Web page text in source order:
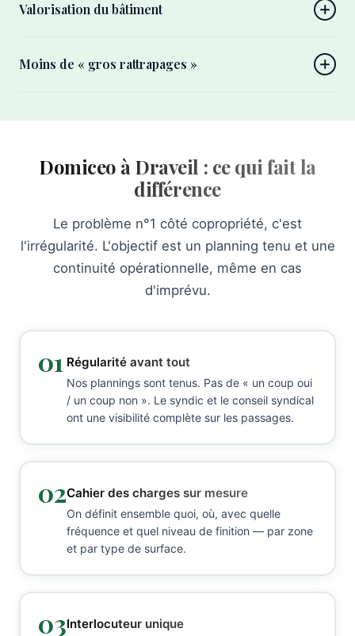
Valorisation du bâtiment
Moins de « gros rattrapages »
Domiceo à Draveil : ce qui fait la
différence
Le problème n°1 côté copropriété, c'est
l'irrégularité. L'objectif est un planning tenu et une
continuité opérationnelle, même en cas
d'imprévu.
01 Régularité avant tout
Nos plannings sont tenus. Pas de « un coup oui
/ un coup non ». Le syndic et le conseil syndical
ont une visibilité complète sur les passages.
02Cahier des charges sur mesure
On définit ensemble quoi, où, avec quelle
fréquence et quel niveau de finition — par zone
et par type de surface.
03Interlocuteur unique